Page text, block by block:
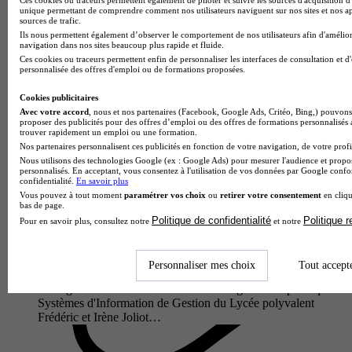
Lycée polyvalent Frédéric et Irène Joliot Curie
Bac techno - STMG sciences et technologies du management
et de la gestion enseignement spécifique systèmes
Systèmes d'Information de Gestion du Lycée polyvalent
Frédéric et Irène Joliot…
unique permettant de comprendre comment nos utilisateurs naviguent sur nos sites et nos
sources de trafic.
Ils nous permettent également d’observer le comportement de nos utilisateurs afin
navigation dans nos sites beaucoup plus rapide et fluide.
Ces cookies ou traceurs permettent enfin de personnaliser les interfaces de consultation et
personnalisée des offres d'emploi ou de formations proposées.
Cookies publicitaires
Avec votre accord , nous et nos partenaires (Facebook, Google Ads, Critéo, Bing,)
proposer des publicités pour des offres d’emploi ou des offres de formations
trouver rapidement un emploi ou une formation.
Nos partenaires personnalisent ces publicités en fonction de votre navigation, de votre
Nous utilisons des technologies Google (ex : Google Ads) pour mesurer l'audience et
personnalisés. En acceptant, vous consentez à l'utilisation de vos données par Google
confidentialité. En savoir plus
Vous pouvez à tout moment paramétrer vos choix ou retirer votre consentement en
bas de page.
Pour en savoir plus, consultez notre Politique de confidentialité et notre Politique
Personnaliser mes choix Tout